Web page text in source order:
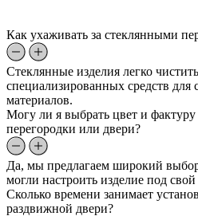
Как ухаживать за стеклянными
Стеклянные изделия легко
специализированных средств для
материалов.
Могу ли я выбрать цвет и
перегородки или двери?
Да, мы предлагаем широкий
могли настроить изделие под свой
Сколько времени занимает
раздвижной двери?